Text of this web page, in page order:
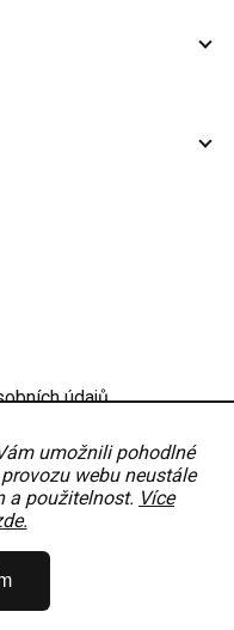
umožnili pohodlné
webu neustále
a použitelnost. Více
údajů
MirandaMedia Group, s.r.o.
vyhrazena.